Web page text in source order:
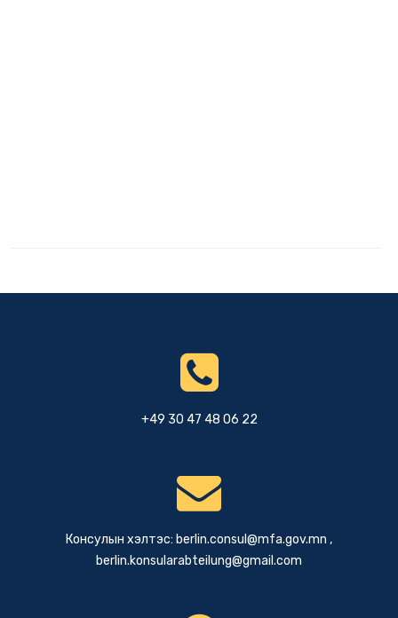
+49 30 47 48 06 22
Консулын хэлтэс: berlin.consul@mfa.gov.mn ,
berlin.konsularabteilung@gmail.com